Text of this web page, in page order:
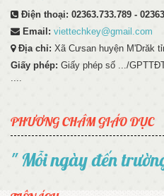
Điện thoại: 02363.733.789 -
Email: viettechkey@gmail.com
Địa chỉ: Xã Cưsan huyện M'Drăk
Giấy phép: Giấy phép số .../
PHƯƠNG CHÂM GIÁO DỤC
" Mỗi ngày đến